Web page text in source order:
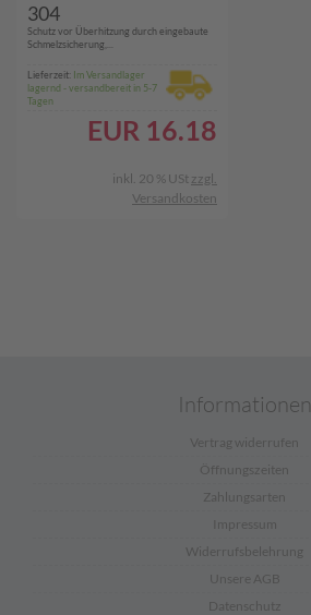
304
Schutz vor Überhitzung durch eingebaute
Schmelzsicherung,...
Lieferzeit: Im Versandlager
lagernd - versandbereit in 5-7
Tagen
EUR 16.18
inkl. 20 % USt zzgl.
Versandkosten
Informationen
Vertrag widerrufen
Öffnungszeiten
Zahlungsarten
Impressum
Widerrufsbelehrung
Unsere AGB
Datenschutz